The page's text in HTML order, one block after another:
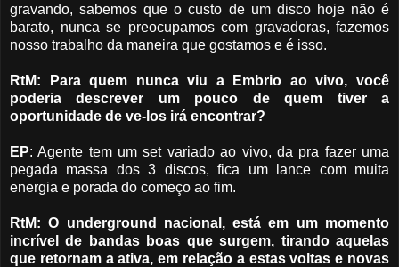
gravando, sabemos que o custo de um disco hoje não é
barato, nunca se preocupamos com gravadoras, fazemos
nosso trabalho da maneira que gostamos e é isso.
RtM: Para quem nunca viu a Embrio ao vivo, você
poderia descrever um pouco de quem tiver a
oportunidade de ve-los irá encontrar?
EP: Agente tem um set variado ao vivo, da pra fazer uma
pegada massa dos 3 discos, fica um lance com muita
energia e porada do começo ao fim.
RtM: O underground nacional, está em um momento
incrível de bandas boas que surgem, tirando aquelas
que retornam a ativa, em relação a estas voltas e novas